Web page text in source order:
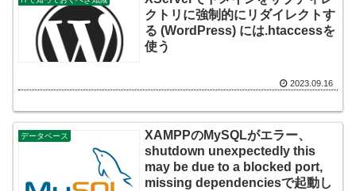
クトリに強制的にリダイレクトす
る (WordPress) には.htaccessを
使う
2023.09.16
データベース
XAMPPのMySQLがエラー、
shutdown unexpectedly this
may be due to a blocked port,
missing dependenciesで起動し